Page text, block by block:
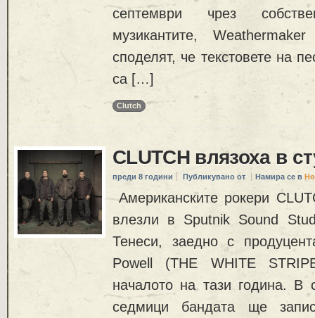
септември чрез
музикантите,
споделят, че текстовете на
са […]
Clutch
CLUTCH влязоха в
преди 8 години Публикувано от Намира се в
Американските рокери
влезли в Sputnik Sound
Тенеси, заедно с
Powell (THE WHITE
началото на тази година. В
седмици бандата ще